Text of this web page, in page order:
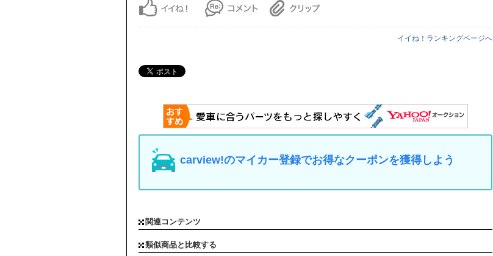
イイね！ランキングページへ
carview!のマイカー登録でお得なクーポンを獲得しよう
関連コンテンツ
類似商品と比較する